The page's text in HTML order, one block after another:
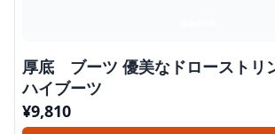
厚底 ブーツ 優美なドローストリ
ハイブーツ
¥9,810